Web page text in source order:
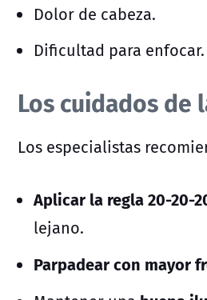
Dolor de cabeza.
Dificultad para enfocar.
Los cuidados de
Los especialistas
Aplicar la regla 20-20-
lejano.
Parpadear con mayor